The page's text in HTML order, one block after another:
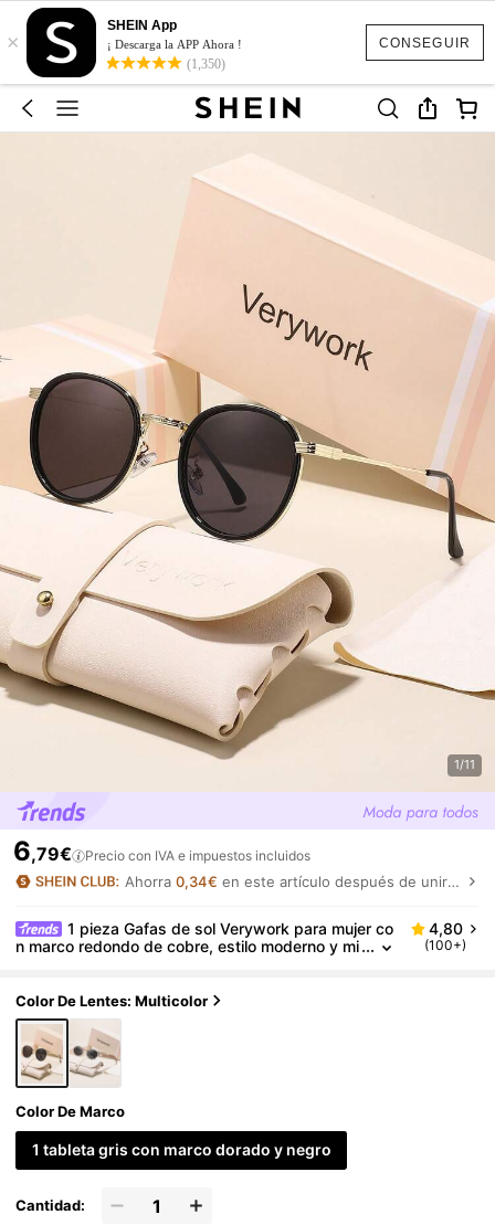
CONSEGUIR
×
SHEIN App
¡ Descarga la APP Ahora !
(1,350)
1/11
6,79€ Precio con IVA e impuestos incluidos
Ahorra0,34€ en este artículo después de unirte.
1 pieza Gafas de sol Verywork para mujer co
n marco redondo de cobre, estilo moderno y mi
estivales de música, vacaciones y otras ocasiones,
se adaptan a diversas formas de rostro
4,80
(100+)
Color De Lentes: Multicolor
Color De Marco
1 tableta gris con marco dorado y negro
Cantidad: